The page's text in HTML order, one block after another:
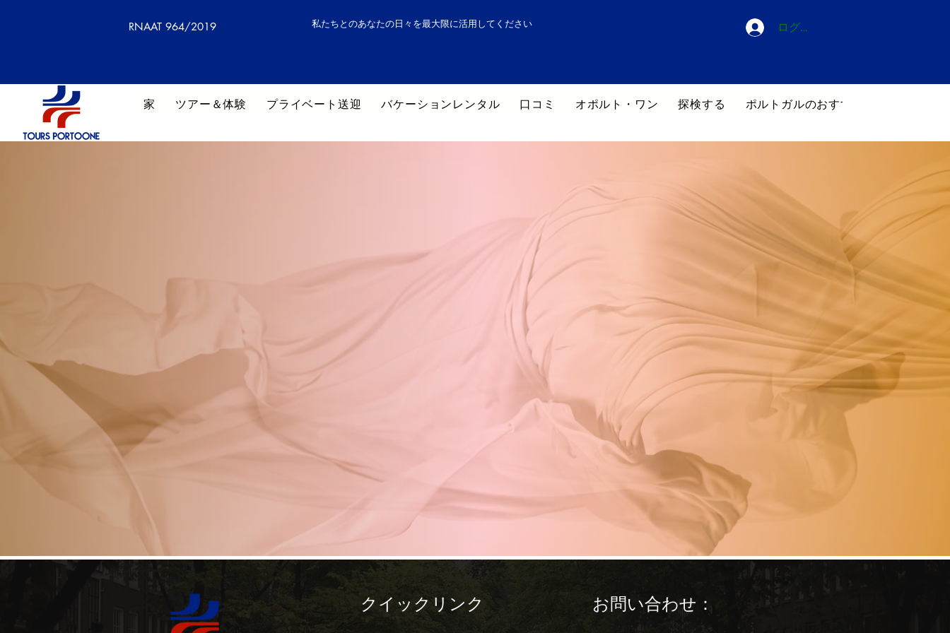
RNAAT 964/2019 私たちとのあなたの日々を最大限に活用してください ログイン
家 ツアー＆体験 プライベート送迎 バケーションレンタル 口コミ オポルト・ワン 探検する ポルトガルのおすすめホテル
クイックリンク お問い合わせ：